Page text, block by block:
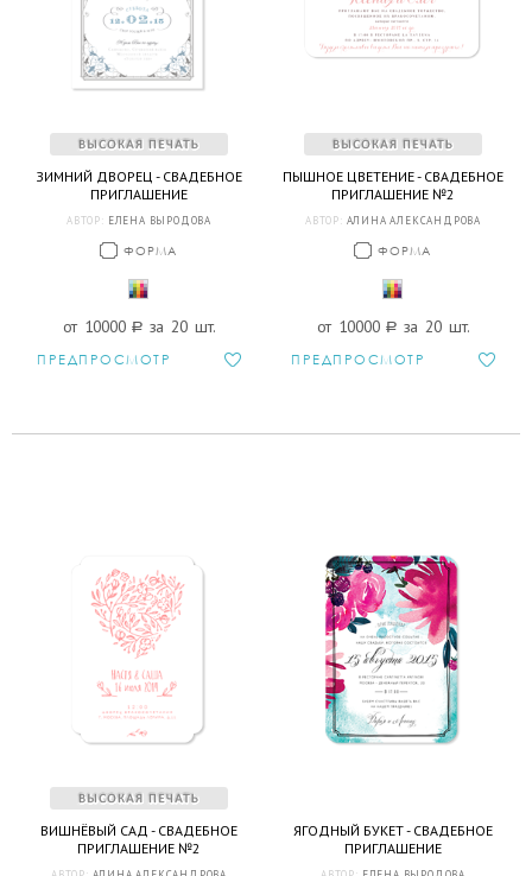
ЗИМНИЙ ДВОРЕЦ - СВАДЕБНОЕ
ПРИГЛАШЕНИЕ
АВТОР: ЕЛЕНА ВЫРОДОВА
ФОРМА
от 10000 aза 20 шт.
ПРЕДПРОСМОТР
ПЫШНОЕ ЦВЕТЕНИЕ - СВАДЕБНОЕ
ПРИГЛАШЕНИЕ №2
АВТОР: АЛИНА АЛЕКСАНДРОВА
ФОРМА
от 10000 aза 20 шт.
ПРЕДПРОСМОТР
ВИШНЁВЫЙ САД - СВАДЕБНОЕ
ПРИГЛАШЕНИЕ №2
ЯГОДНЫЙ БУКЕТ - СВАДЕБНОЕ
ПРИГЛАШЕНИЕ